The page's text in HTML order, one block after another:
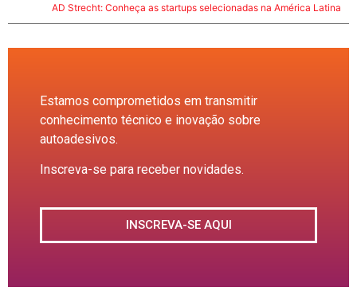
AD Strecht: Conheça as startups selecionadas na América Latina
Estamos comprometidos em transmitir
conhecimento técnico e inovação sobre
autoadesivos.
Inscreva-se para receber novidades.
INSCREVA-SE AQUI